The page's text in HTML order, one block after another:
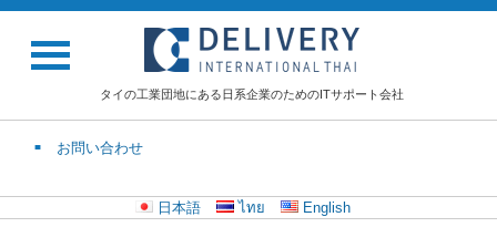
タイの工業団地にある日系企業のためのITサポート会社
お問い合わせ
日本語 ไทย English